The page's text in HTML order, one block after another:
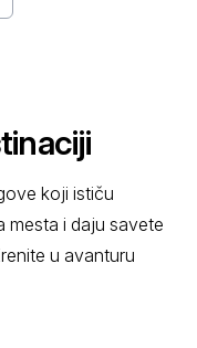
koji ističu
mesta i daju savete
u avanturu